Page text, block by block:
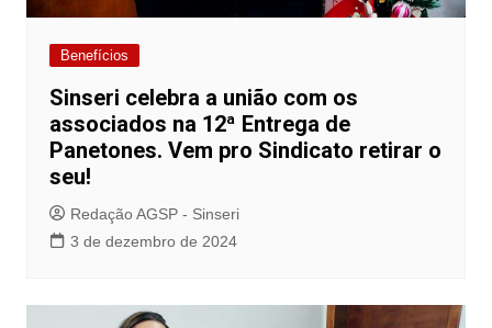
Benefícios
Sinseri celebra a união com os
associados na 12ª Entrega de
Panetones. Vem pro Sindicato retirar o
seu!
Redação AGSP - Sinseri
3 de dezembro de 2024